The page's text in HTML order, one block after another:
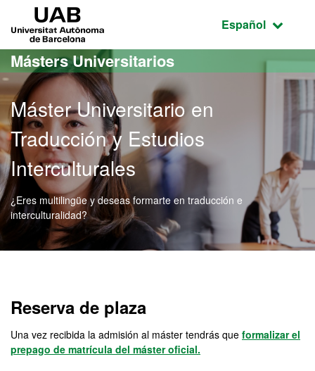
Acceso al contenido principal
Acceso a la navegación de la página
Idioma
Español
Másters Universitarios
Máster Universitario en
Traducción y Estudios
Interculturales
¿Eres multilingüe y deseas formarte en traducción e
interculturalidad?
Reserva de plaza
Una vez recibida la admisión al máster tendrás que formalizar el
prepago de matrícula del máster oficial.